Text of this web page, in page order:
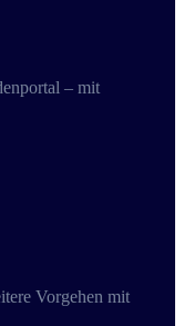
– mit
Vorgehen mit